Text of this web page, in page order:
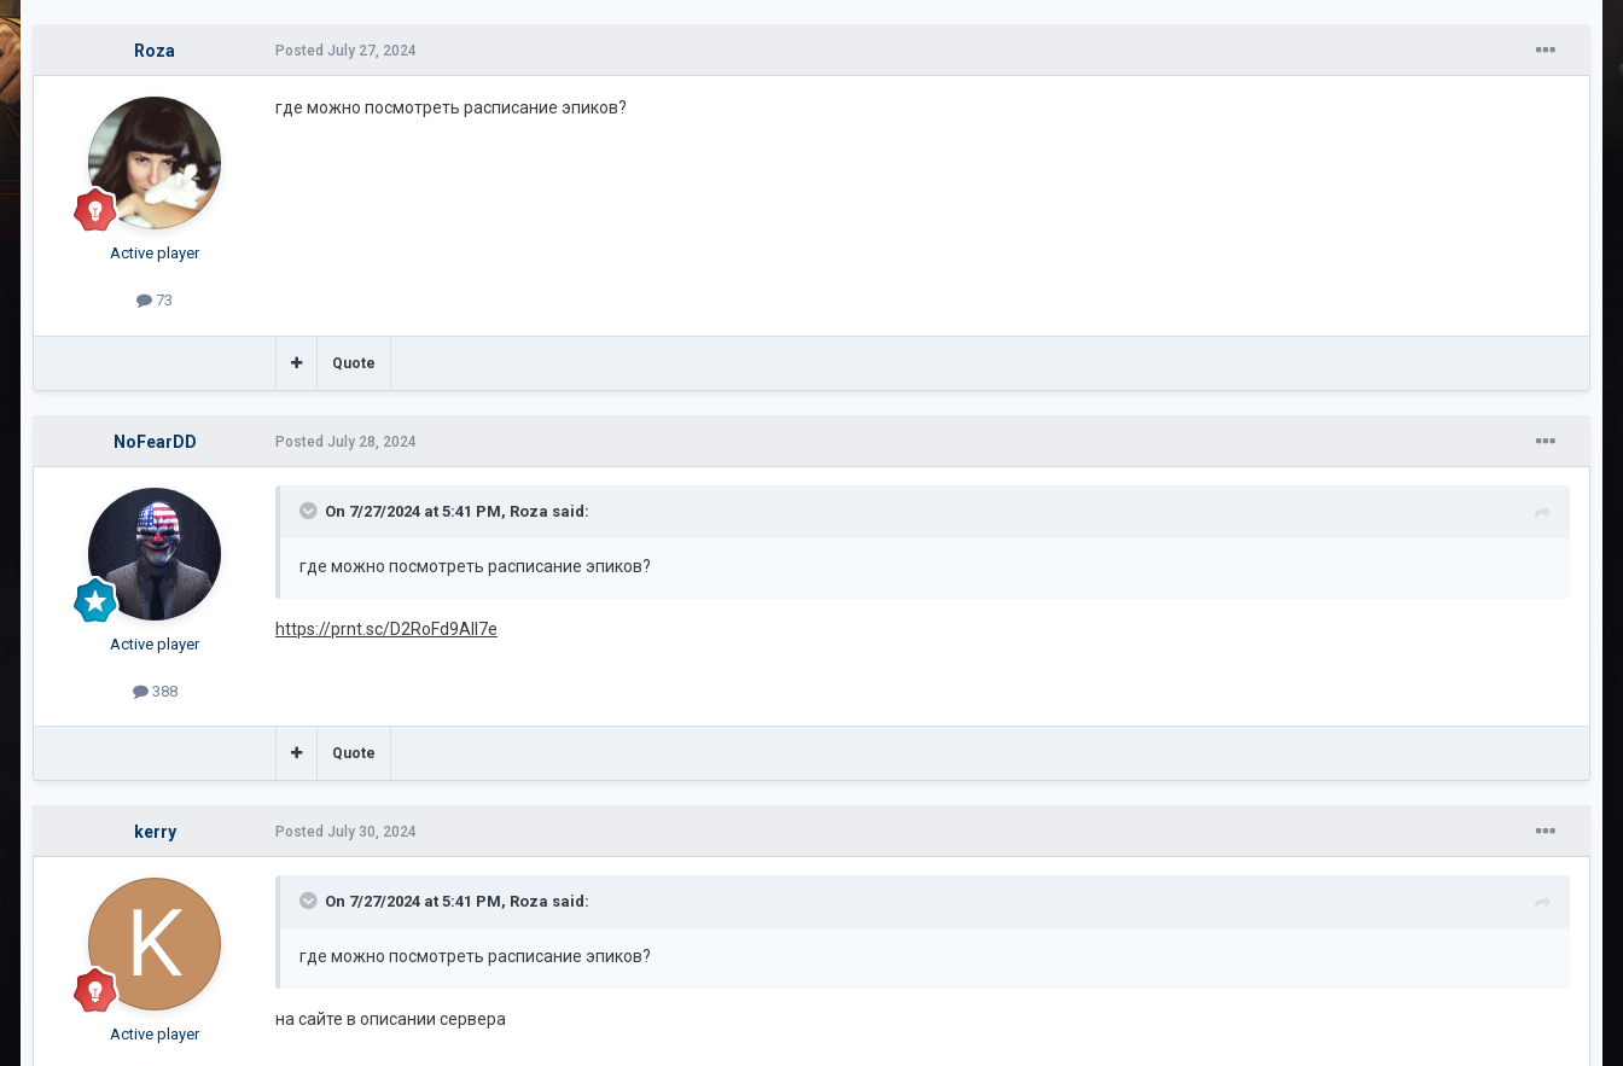
Roza
Active player
73
Posted July 27, 2024
где можно посмотреть расписание эпиков?
Quote
NoFearDD
Active player
388
Posted July 28, 2024
On 7/27/2024 at 5:41 PM, Roza said:
где можно посмотреть расписание эпиков?
https://prnt.sc/D2RoFd9All7e
Quote
kerry
Active player
Posted July 30, 2024
On 7/27/2024 at 5:41 PM, Roza said:
где можно посмотреть расписание эпиков?
на сайте в описании сервера